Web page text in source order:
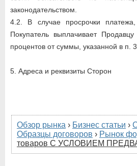
законодательством.
4.2. В случае просрочки
Покупатель выплачивает
процентов от суммы, указанной в п.
5. Адреса и реквизиты Сторон
Обзор рынка › Бизнес статьи ›
Образцы договоров › Рынок
товаров С УСЛОВИЕМ